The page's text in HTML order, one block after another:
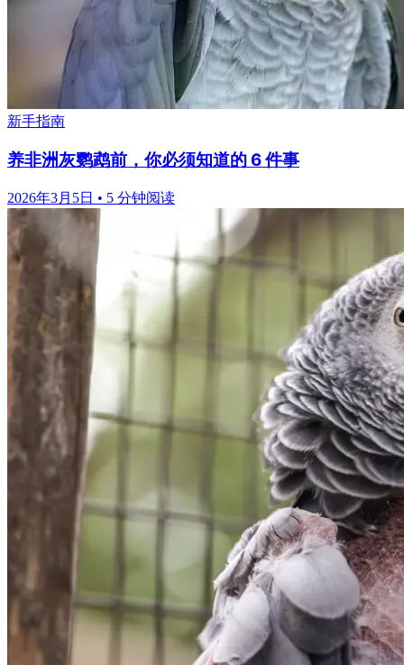
新手指南
养非洲灰鹦鹉前，你必须知道的 6 件事
2026年3月5日 • 5 分钟阅读